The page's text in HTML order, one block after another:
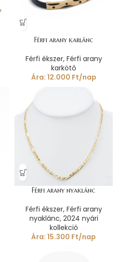
Férfi arany karlánc
Férfi ékszer, Férfi arany
karkötő
Ára: 12.000 Ft/nap
Férfi arany nyaklánc
Férfi ékszer, Férfi arany
nyaklánc, 2024 nyári
kollekció
Ára: 15.300 Ft/nap